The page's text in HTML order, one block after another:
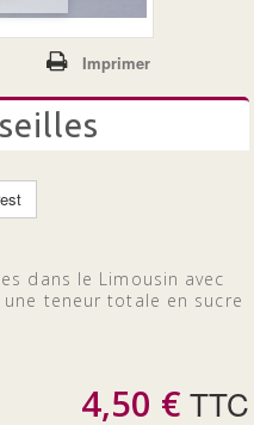
Imprimer
dans le Limousin avec
teneur totale en sucre
4,50 € TTC